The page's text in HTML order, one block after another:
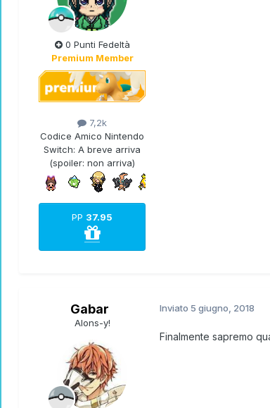
0 Punti Fedeltà
Premium Member
7,2k
Codice Amico Nintendo
Switch: A breve arriva
(spoiler: non arriva)
PP 37.95
Gabar
Alons-y!
Inviato 5 giugno, 2018
Finalmente sapremo